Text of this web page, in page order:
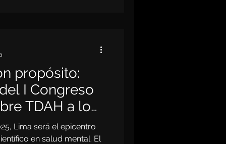
propósito:
I Congreso
TDAH a lo
Lima será el epicentro
en salud mental. El